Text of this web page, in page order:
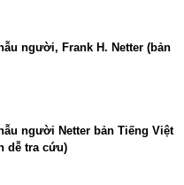
người, Frank H. Netter (bản
người Netter bản Tiếng Việt
dễ tra cứu)